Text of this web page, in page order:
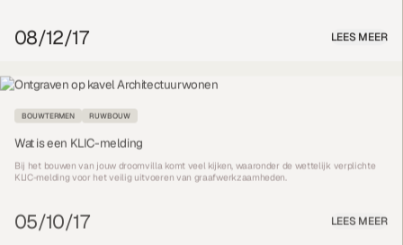
08/12/17 LEES MEER
BOUWTERMEN RUWBOUW
Wat is een KLIC-melding
Bij het bouwen van jouw droomvilla komt veel kijken, waaronder de wettelijk verplichte
KLIC-melding voor het veilig uitvoeren van graafwerkzaamheden.
05/10/17 LEES MEER